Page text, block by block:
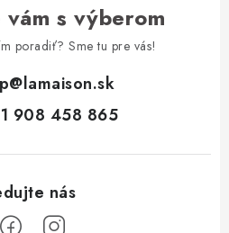
vám s výberom
poradiť? Sme tu pre vás!
@lamaison.sk
908 458 865